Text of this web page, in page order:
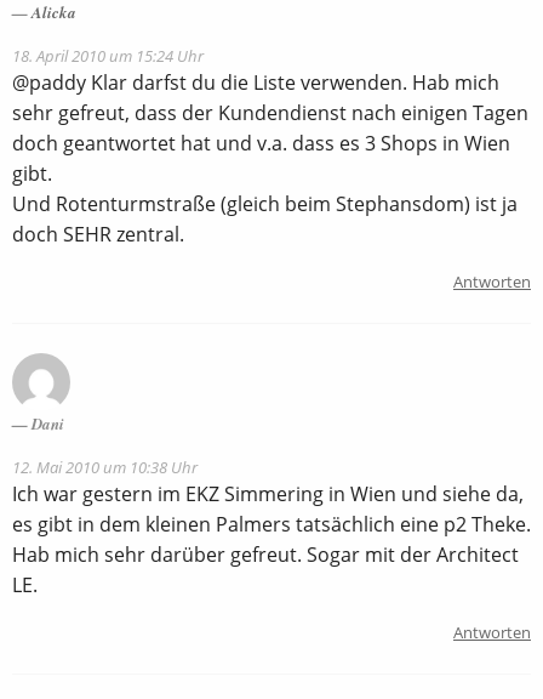
Alicka
18. April 2010 um 15:24 Uhr
@paddy Klar darfst du die Liste verwenden. Hab mich
sehr gefreut, dass der Kundendienst nach einigen Tagen
doch geantwortet hat und v.a. dass es 3 Shops in Wien
gibt.
Und Rotenturmstraße (gleich beim Stephansdom) ist ja
doch SEHR zentral.
Antworten
Dani
12. Mai 2010 um 10:38 Uhr
Ich war gestern im EKZ Simmering in Wien und siehe da,
es gibt in dem kleinen Palmers tatsächlich eine p2 Theke.
Hab mich sehr darüber gefreut. Sogar mit der Architect
LE.
Antworten